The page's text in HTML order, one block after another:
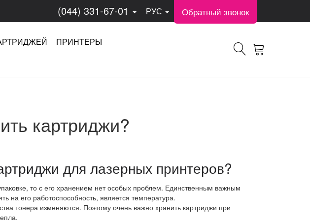
(044) 331-67-01 РУС Обратный звонок
ПРИНТЕРЫ
картриджи?
для лазерных принтеров?
то с его хранением нет особых проблем. Единственным важным
на его работоспособность, является температура.
тонера изменяются. Поэтому очень важно хранить картриджи при